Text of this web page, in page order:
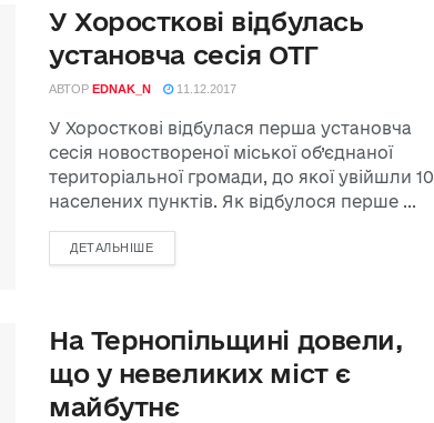
У Хоросткові відбулась
установча сесія ОТГ
АВТОР EDNAK_N 11.12.2017
У Хоросткові відбулася перша установча
сесія новоствореної міської об’єднаної
територіальної громади, до якої увійшли 10
населених пунктів. Як відбулося перше ...
ДЕТАЛЬНІШЕ
На Тернопільщині довели,
що у невеликих міст є
майбутнє